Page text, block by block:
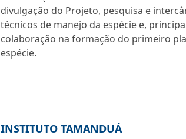
divulgação do Projeto, pesquisa e
técnicos de manejo da espécie e,
colaboração na formação do primeiro
espécie.
INSTITUTO TAMANDUÁ